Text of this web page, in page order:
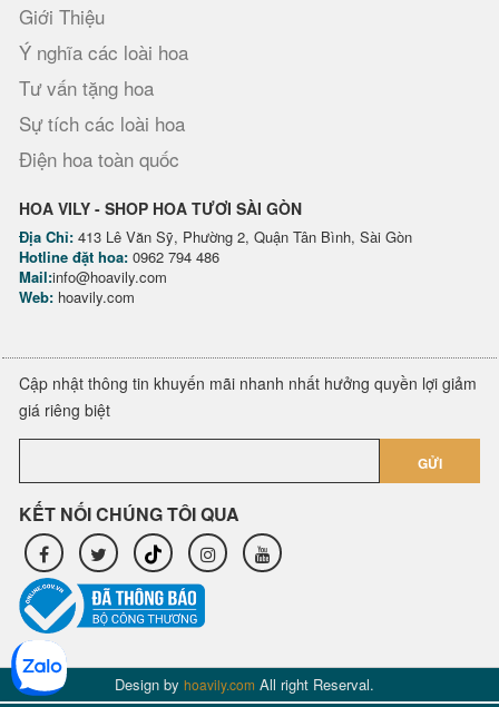
Giới Thiệu
Ý nghĩa các loài hoa
Tư vấn tặng hoa
Sự tích các loài hoa
Điện hoa toàn quốc
HOA VILY - SHOP HOA TƯƠI SÀI GÒN
Địa Chỉ: 413 Lê Văn Sỹ, Phường 2, Quận Tân Bình, Sài Gòn
Hotline đặt hoa: 0962 794 486
Mail:info@hoavily.com
Web: hoavily.com
Cập nhật thông tin khuyến mãi nhanh nhất hưởng quyền lợi giảm
giá riêng biệt
GỬI
KẾT NỐI CHÚNG TÔI QUA
Design by hoavily.com All right Reserval.